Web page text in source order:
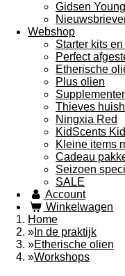
Gidsen
Webshop
Starter kits
Perfect
Etherische
Plus olien
Thieves
Ningxia Red
KidScents
Kleine items
Cadeau
Seizoen
SALE
Account
Winkelwagen
Home
» In de praktijk
»Etherische olien
»Workshops